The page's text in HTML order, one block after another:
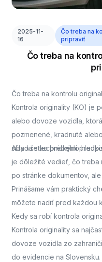
2025-11-
16
Čo treba na
pripraviť
Čo treba na
Čo treba na kontrolu
Kontrola originality (KO) je
alebo dovoze vozidla,
pozmenené, kradnuté
súladu s technickými
Aby všetko prebehlo
je dôležité vedieť, čo treba
po stránke dokumentov,
Prinášame vám praktický
môžete riadiť pred každou
Kedy sa robí kontrola
Kontrola originality sa
dovoze vozidla zo
do evidencie na